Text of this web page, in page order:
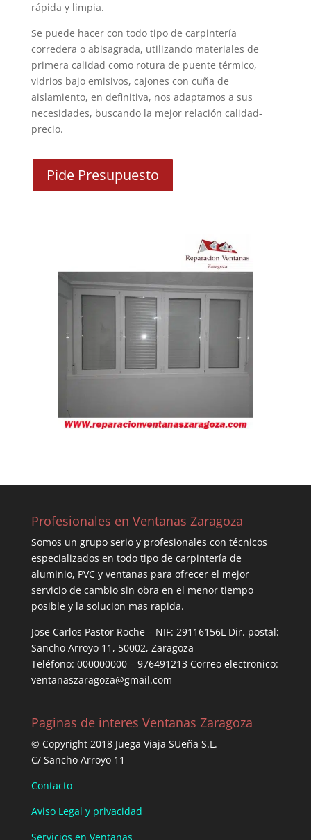
rápida y limpia.
Se puede hacer con todo tipo de carpintería
corredera o abisagrada, utilizando materiales de
primera calidad como rotura de puente térmico,
vidrios bajo emisivos, cajones con cuña de
aislamiento, en definitiva, nos adaptamos a sus
necesidades, buscando la mejor relación calidad-
precio.
Pide Presupuesto
Profesionales en Ventanas Zaragoza
Somos un grupo serio y profesionales con técnicos
especializados en todo tipo de carpintería de
aluminio, PVC y ventanas para ofrecer el mejor
servicio de cambio sin obra en el menor tiempo
posible y la solucion mas rapida.
Jose Carlos Pastor Roche – NIF: 29116156L Dir. postal:
Sancho Arroyo 11, 50002, Zaragoza
Teléfono: 000000000 – 976491213 Correo electronico:
ventanaszaragoza@gmail.com
Paginas de interes Ventanas Zaragoza
© Copyright 2018 Juega Viaja SUeña S.L.
C/ Sancho Arroyo 11
Contacto
Aviso Legal y privacidad
Servicios en Ventanas